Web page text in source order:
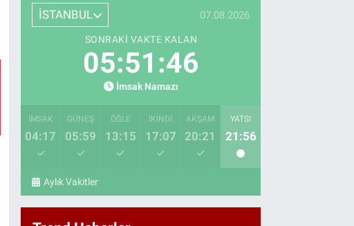
İSTANBUL 07.08.2026
SONRAKI VAKTE KALAN
05:51:45
İmsak Namazı
İMSAK
04:17
GÜNEŞ
05:59
ÖĞLE
13:15
İKINDI
17:07
AKŞAM
20:21
YATSI
21:56
Aylık Vakitler